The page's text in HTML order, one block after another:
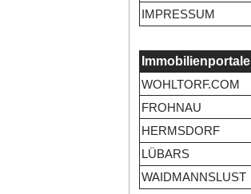
IMPRESSUM
Immobilienportale
WOHLTORF.COM
FROHNAU
HERMSDORF
LÜBARS
WAIDMANNSLUST